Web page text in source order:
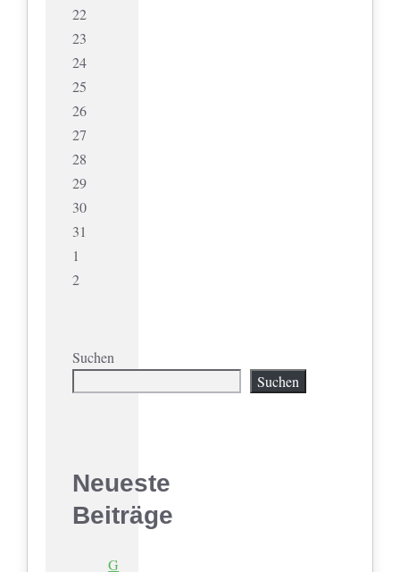
22
23
24
25
26
27
28
29
30
31
1
2
Suchen
Suchen
Neueste
Beiträge
G